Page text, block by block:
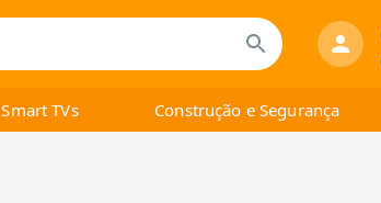
Smart TVs Construção e Segurança